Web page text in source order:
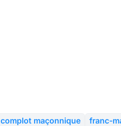
complot maçonnique franc-